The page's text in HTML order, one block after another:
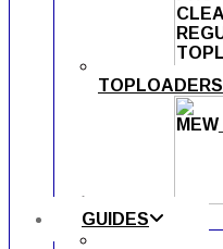
TOPLOADERS
GUIDES